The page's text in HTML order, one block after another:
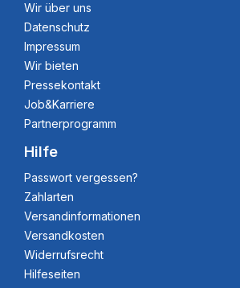
Wir über uns
Datenschutz
Impressum
Wir bieten
Pressekontakt
Job&Karriere
Partnerprogramm
Hilfe
Passwort vergessen?
Zahlarten
Versandinformationen
Versandkosten
Widerrufsrecht
Hilfeseiten